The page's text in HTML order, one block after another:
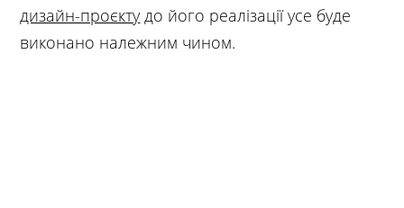
дизайн-проєкту до його реалізації усе буде
виконано належним чином.